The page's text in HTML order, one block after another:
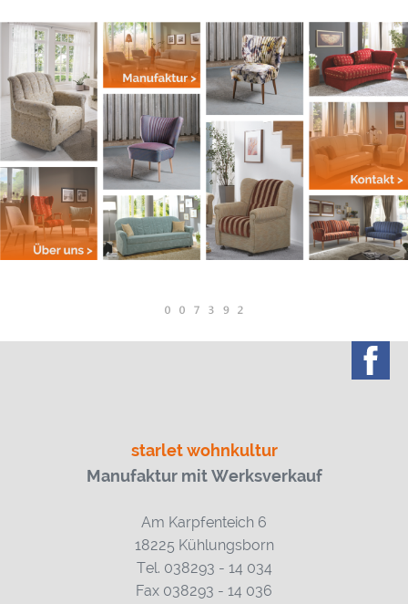
starlet wohnkultur
Manufaktur mit Werksverkauf
Am Karpfenteich 6
18225 Kühlungsborn
Tel. 038293 - 14 034
Fax 038293 - 14 036